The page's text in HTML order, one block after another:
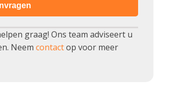
graag! Ons team adviseert u
Neem contactop voor meer